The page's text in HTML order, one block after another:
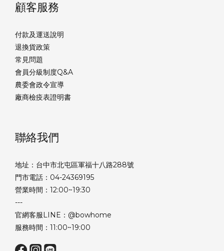
顧客服務
付款及運送說明
退換貨政策
常見問題
會員分級制度Q&A
農委會政令宣導
廠商檢疫表證明書
聯絡我們
地址：台中市北屯區軍福十八路288號
門市電話：04-24369195
營業時間：12:00~19:30
---
官網客服LINE：@bowhome
服務時間：11:00~19:00